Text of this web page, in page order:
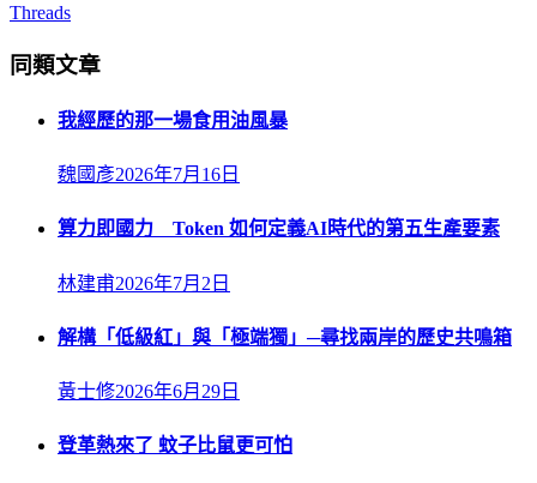
Threads
同類文章
我經歷的那一場食用油風暴
魏國彥2026年7月16日
算力即國力 Token 如何定義AI時代的第五生產要素
林建甫2026年7月2日
解構「低級紅」與「極端獨」─尋找兩岸的歷史共鳴箱
黃士修2026年6月29日
登革熱來了 蚊子比鼠更可怕